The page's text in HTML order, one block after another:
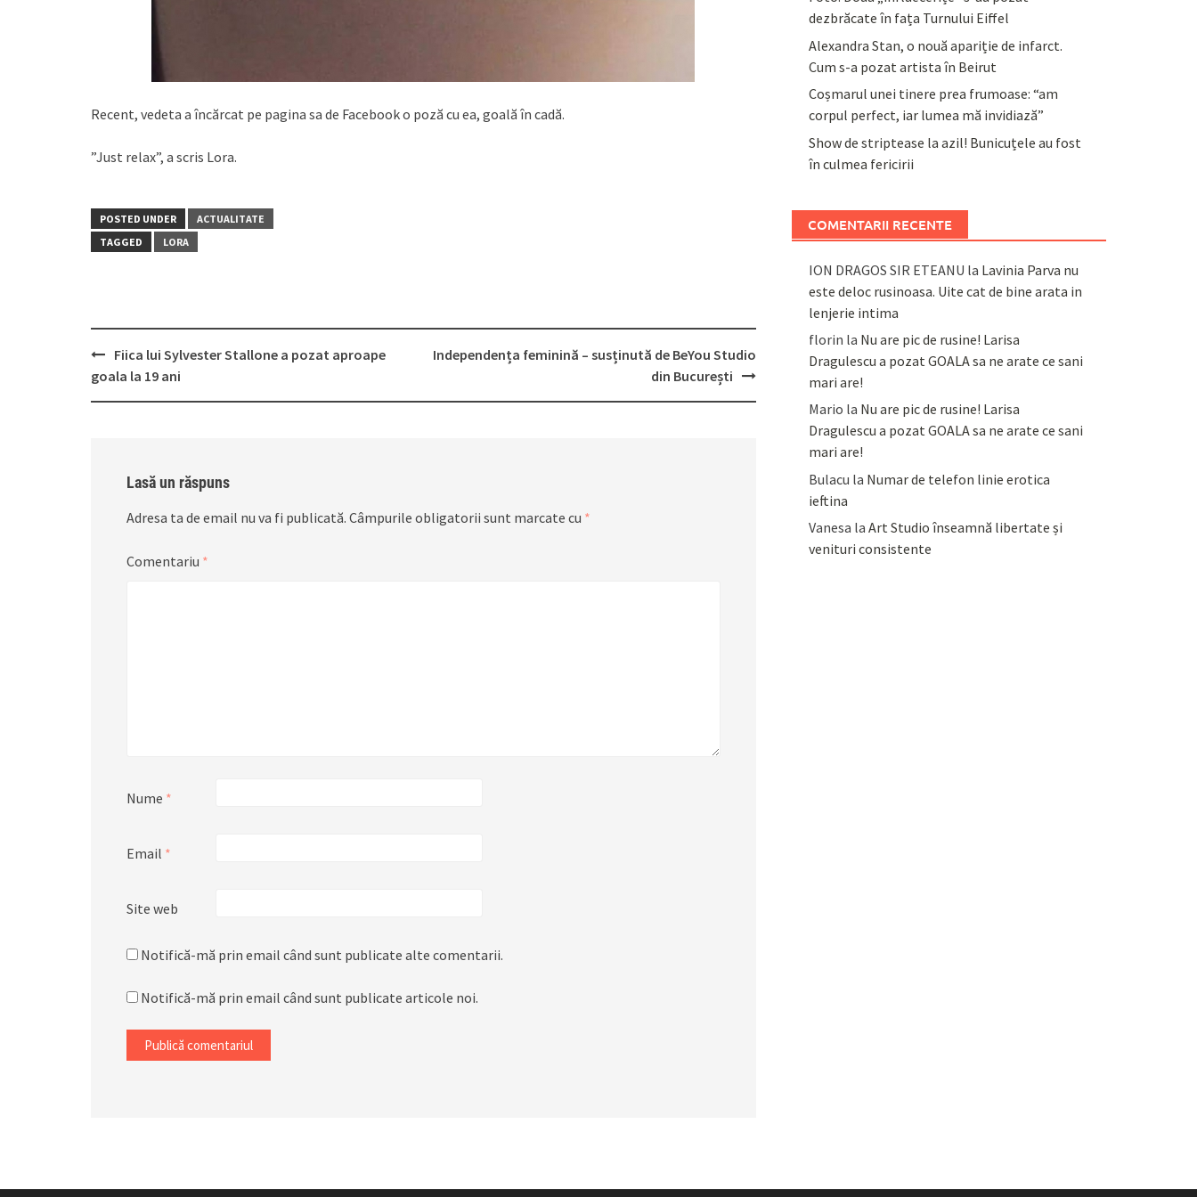
Recent, vedeta a încărcat pe pagina sa de Facebook o poză cu ea, goală în cadă.
”Just relax”, a scris Lora.
POSTED UNDER
ACTUALITATE
TAGGED
LORA
Post
navigation
Fiica lui Sylvester Stallone a pozat aproape
goala la 19 ani
Independența feminină – susținută de BeYou Studio
din București
Lasă un răspuns
Adresa ta de email nu va fi publicată. Câmpurile obligatorii sunt marcate cu *
Comentariu *
Nume *
Email *
Site web
Notifică-mă prin email când sunt publicate alte comentarii.
Notifică-mă prin email când sunt publicate articole noi.
dezbrăcate în fața Turnului Eiffel
Alexandra Stan, o nouă apariție de infarct.
Cum s-a pozat artista în Beirut
Coșmarul unei tinere prea frumoase: “am
corpul perfect, iar lumea mă invidiază”
Show de striptease la azil! Bunicuțele au fost
în culmea fericirii
COMENTARII RECENTE
ION DRAGOS SIR ETEANU la Lavinia Parva nu
este deloc rusinoasa. Uite cat de bine arata in
lenjerie intima
florin la Nu are pic de rusine! Larisa
Dragulescu a pozat GOALA sa ne arate ce sani
mari are!
Mario la Nu are pic de rusine! Larisa
Dragulescu a pozat GOALA sa ne arate ce sani
mari are!
Bulacu la Numar de telefon linie erotica
ieftina
Vanesa la Art Studio înseamnă libertate și
venituri consistente